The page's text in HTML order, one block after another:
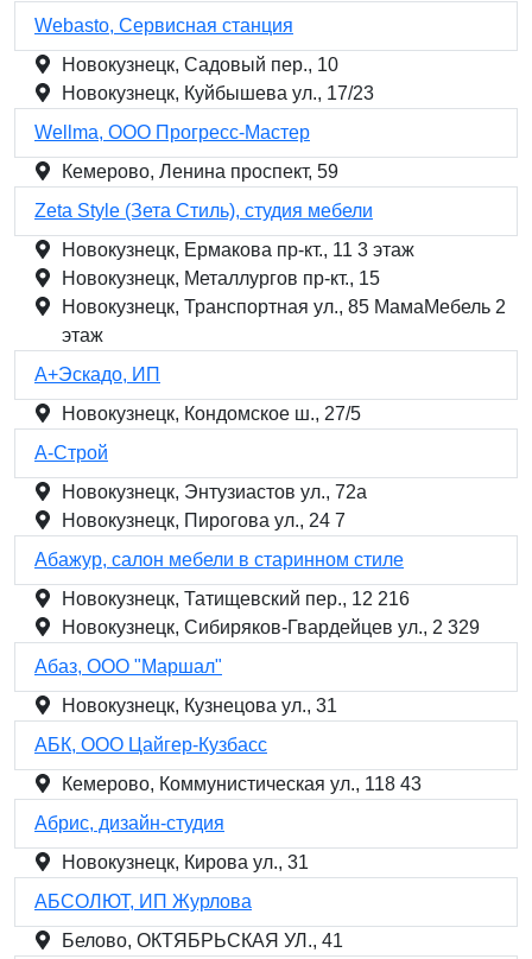
Webasto, Сервисная станция
Новокузнецк, Садовый пер., 10
Новокузнецк, Куйбышева ул., 17/23
Wellma, ООО Прогресс-Мастер
Кемерово, Ленина проспект, 59
Zeta Style (Зета Стиль), студия мебели
Новокузнецк, Ермакова пр-кт., 11 3 этаж
Новокузнецк, Металлургов пр-кт., 15
Новокузнецк, Транспортная ул., 85 МамаМебель 2
этаж
А+Эскадо, ИП
Новокузнецк, Кондомское ш., 27/5
А-Строй
Новокузнецк, Энтузиастов ул., 72а
Новокузнецк, Пирогова ул., 24 7
Абажур, салон мебели в старинном стиле
Новокузнецк, Татищевский пер., 12 216
Новокузнецк, Сибиряков-Гвардейцев ул., 2 329
Абаз, ООО "Маршал"
Новокузнецк, Кузнецова ул., 31
АБК, ООО Цайгер-Кузбасс
Кемерово, Коммунистическая ул., 118 43
Абрис, дизайн-студия
Новокузнецк, Кирова ул., 31
АБСОЛЮТ, ИП Журлова
Белово, ОКТЯБРЬСКАЯ УЛ., 41